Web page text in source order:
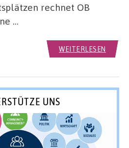
rechnet OB
…
WEITERLESEN
UNS